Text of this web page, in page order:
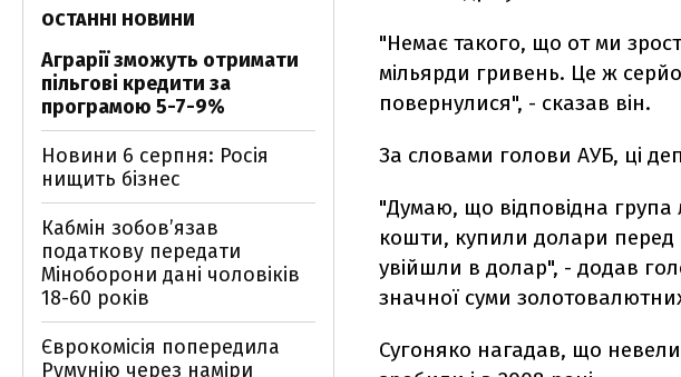
"Немає такого, що от ми
мільярди гривень. Це ж
повернулися", - сказав він.
За словами голови АУБ, ці
"Думаю, що відповідна
кошти, купили долари перед
увійшли в долар", - додав
значної суми
Сугоняко нагадав, що
ОСТАННІ НОВИНИ
Аграрії зможуть отримати
пільгові кредити за
програмою 5-7-9%
Новини 6 серпня: Росія
нищить бізнес
Кабмін зобовʼязав
податкову передати
Міноборони дані чоловіків
18-60 років
Єврокомісія попередила
Румунію через наміри